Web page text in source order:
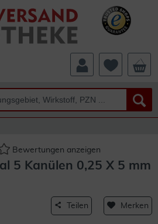
Bewertungen anzeigen
5 Kanülen 0,25 X 5 mm
Teilen Merken